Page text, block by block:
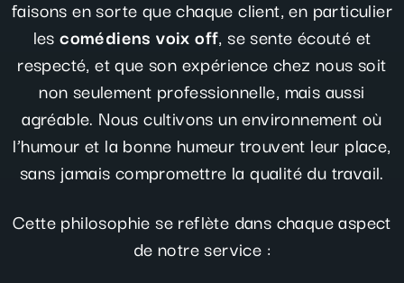
faisons en sorte que chaque client, en particulier
lescomédiens voix off, se sente écouté et
respecté, et que son expérience chez nous soit
non seulement professionnelle, mais aussi
agréable. Nous cultivons un environnement où
l’humour et la bonne humeur trouvent leur place,
sans jamais compromettre la qualité du travail.
Cette philosophie se reflète dans chaque aspect
de notre service :